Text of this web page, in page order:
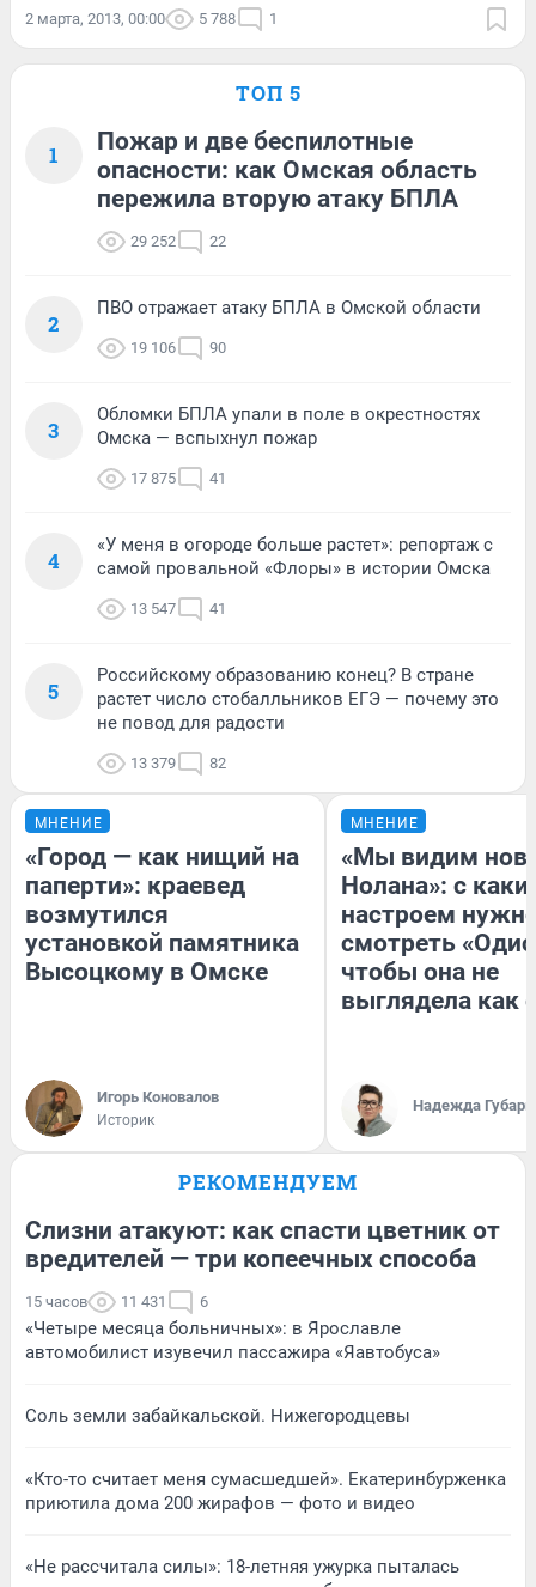
2 марта, 2013, 00:00 5 788 1
ТОП 5
1
Пожар и две беспилотные
опасности: как Омская область
пережила вторую атаку БПЛА
29 252 22
2
ПВО отражает атаку БПЛА в Омской области
19 106 90
3
Обломки БПЛА упали в поле в окрестностях
Омска — вспыхнул пожар
17 875 41
4
«У меня в огороде больше растет»: репортаж с
самой провальной «Флоры» в истории Омска
13 547 41
5
Российскому образованию конец? В стране
растет число стобалльников ЕГЭ — почему это
не повод для радости
13 379 82
МНЕНИЕ
«Город — как нищий на
паперти»: краевед
возмутился
установкой памятника
Высоцкому в Омске
Игорь Коновалов
Историк
МНЕНИЕ
«Мы видим
Нолана»: с
настроем
смотреть
чтобы она не
выглядела как
Надежда Губарь
РЕКОМЕНДУЕМ
Слизни атакуют: как спасти цветник от
вредителей — три копеечных способа
15 часов 11 431 6
«Четыре месяца больничных»: в Ярославле
автомобилист изувечил пассажира «Яавтобуса»
Соль земли забайкальской. Нижегородцевы
«Кто-то считает меня сумасшедшей». Екатеринбурженка
приютила дома 200 жирафов — фото и видео
«Не рассчитала силы»: 18-летняя ужурка пыталась